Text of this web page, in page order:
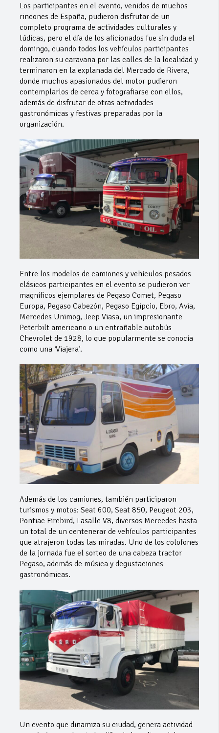
Los participantes en el evento, venidos de muchos
rincones de España, pudieron disfrutar de un
completo programa de actividades culturales y
lúdicas, pero el día de los aficionados fue sin duda el
domingo, cuando todos los vehículos participantes
realizaron su caravana por las calles de la localidad y
terminaron en la explanada del Mercado de Rivera,
donde muchos apasionados del motor pudieron
contemplarlos de cerca y fotografiarse con ellos,
además de disfrutar de otras actividades
gastronómicas y festivas preparadas por la
organización.
Entre los modelos de camiones y vehículos pesados
clásicos participantes en el evento se pudieron ver
magníficos ejemplares de Pegaso Comet, Pegaso
Europa, Pegaso Cabezón, Pegaso Egipcio, Ebro, Avia,
Mercedes Unimog, Jeep Viasa, un impresionante
Peterbilt americano o un entrañable autobús
Chevrolet de 1928, lo que popularmente se conocía
como una ‘Viajera’.
Además de los camiones, también participaron
turismos y motos: Seat 600, Seat 850, Peugeot 203,
Pontiac Firebird, Lasalle V8, diversos Mercedes hasta
un total de un centenerar de vehículos participantes
que atrajeron todas las miradas. Uno de los colofones
de la jornada fue el sorteo de una cabeza tractor
Pegaso, además de música y degustaciones
gastronómicas.
Un evento que dinamiza su ciudad, genera actividad